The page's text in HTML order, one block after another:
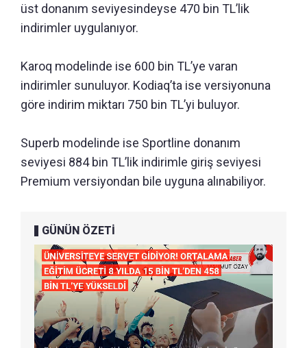
üst donanım seviyesindeyse 470 bin TL’lik
indirimler uygulanıyor.
Karoq modelinde ise 600 bin TL’ye varan
indirimler sunuluyor. Kodiaq’ta ise versiyonuna
göre indirim miktarı 750 bin TL’yi buluyor.
Superb modelinde ise Sportline donanım
seviyesi 884 bin TL’lik indirimle giriş seviyesi
Premium versiyondan bile uyguna alınabiliyor.
GÜNÜN ÖZETİ